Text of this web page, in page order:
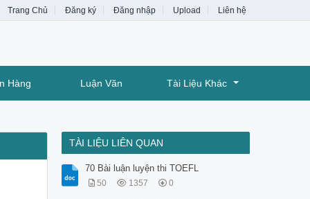
Trang Chủ Đăng ký Đăng nhập Upload Liên hệ
Hàng Luận Văn Tài Liệu Khác
TÀI LIỆU LIÊN QUAN
70 Bài luận luyện thi TOEFL
50 1357 0